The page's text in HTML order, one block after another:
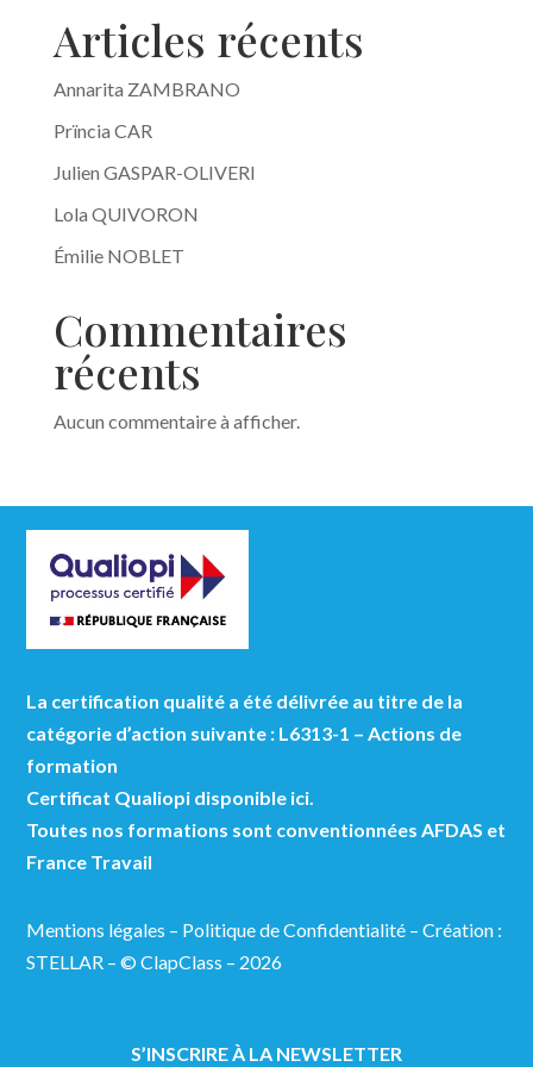
Articles récents
Annarita ZAMBRANO
Prïncia CAR
Julien GASPAR-OLIVERI
Lola QUIVORON
Émilie NOBLET
Commentaires
récents
Aucun commentaire à afficher.
La certification qualité a été délivrée au titre de la
catégorie d’action suivante : L6313-1 – Actions de
formation
Certificat Qualiopi disponible ici.
Toutes nos formations sont conventionnées AFDAS et
France Travail
Mentions légales – Politique de Confidentialité –Création :
STELLAR – © ClapClass – 2026
S’INSCRIRE À LA NEWSLETTER